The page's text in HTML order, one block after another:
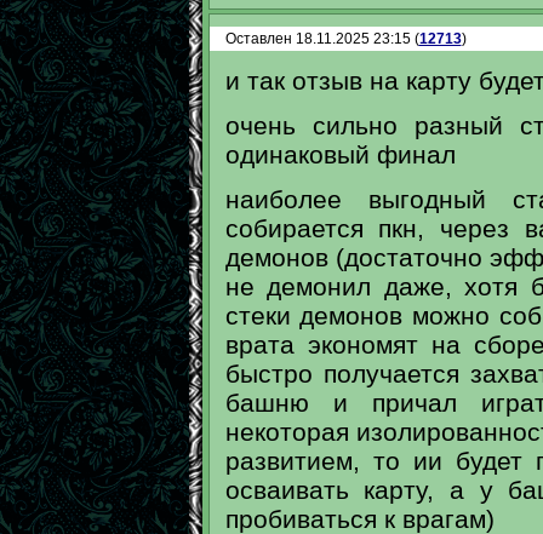
Оставлен 18.11.2025 23:15 (12713)
и так отзыв на карту
очень сильно разный
одинаковый финал
наиболее выгодный
собирается пкн, через
демонов (достаточно
не демонил даже, хотя
стеки демонов можно
врата экономят на
быстро получается
башню и причал
некоторая
развитием, то ии будет
осваивать карту, а у
пробиваться к врагам)